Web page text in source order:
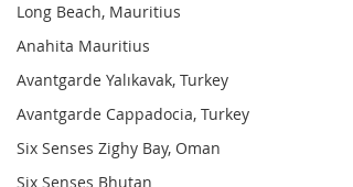
Long Beach, Mauritius
Anahita Mauritius
Avantgarde Yalıkavak, Turkey
Avantgarde Cappadocia, Turkey
Six Senses Zighy Bay, Oman
Six Senses Bhutan